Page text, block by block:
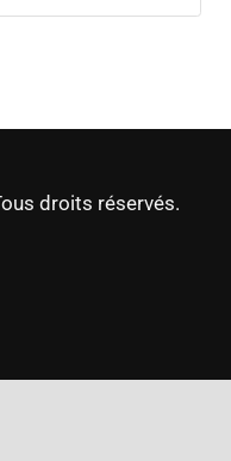
droits réservés.